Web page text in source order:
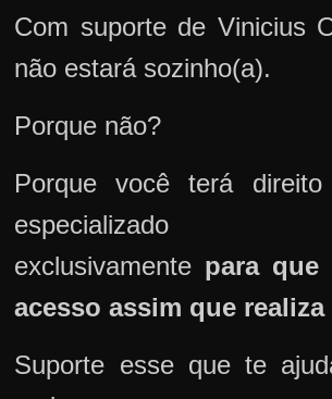
Com suporte de Vinicius
não estará sozinho(a).
Porque não?
Porque você terá
especializado
exclusivamente para que
acesso assim que
Suporte esse que te